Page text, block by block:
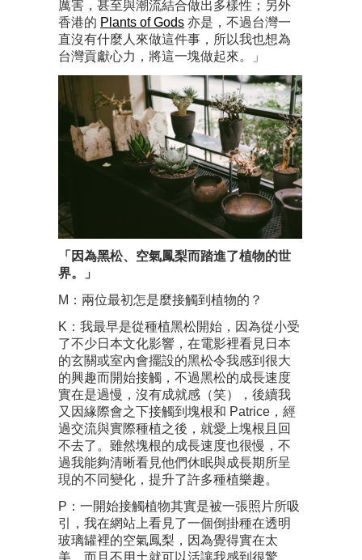
厲害，甚至與潮流結合做出多樣性；另外
香港的 Plants of Gods 亦是，不過台灣一
直沒有什麼人來做這件事，所以我也想為
台灣貢獻心力，將這一塊做起來。」
「因為黑松、空氣鳳梨而踏進了植物的世
界。」
M：兩位最初怎是麼接觸到植物的？
K：我最早是從種植黑松開始，因為從小受
了不少日本文化影響，在電影裡看見日本
的玄關或室內會擺設的黑松令我感到很大
的興趣而開始接觸，不過黑松的成長速度
實在是過慢，沒有成就感（笑），後續我
又因緣際會之下接觸到塊根和 Patrice，經
過交流與實際種植之後，就愛上塊根且回
不去了。雖然塊根的成長速度也很慢，不
過我能夠清晰看見他們休眠與成長期所呈
現的不同變化，提升了許多種植樂趣。
P：一開始接觸植物其實是被一張照片所吸
引，我在網站上看見了一個倒掛種在透明
玻璃罐裡的空氣鳳梨，因為覺得實在太
美，而且不用土就可以活讓我感到很驚